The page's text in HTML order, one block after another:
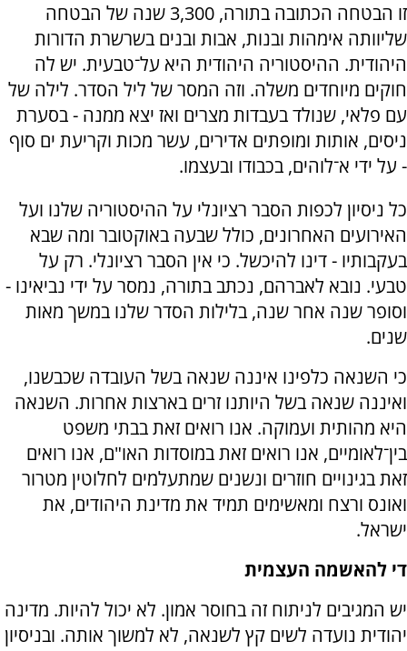
זו הבטחה הכתובה בתורה, 3,300 שנה של הבטחה
שליוותה אימהות ובנות, אבות ובנים בשרשרת הדורות
היהודית. ההיסטוריה היהודית היא על־טבעית. יש לה
חוקים מיוחדים משלה. וזה המסר של ליל הסדר. לילה של
עם פלאי, שנולד בעבדות מצרים ואז יצא ממנה - בסערת
ניסים, אותות ומופתים אדירים, עשר מכות וקריעת ים סוף
- על ידי א־לוהים, בכבודו ובעצמו.
כל ניסיון לכפות הסבר רציונלי על ההיסטוריה שלנו ועל
האירועים האחרונים, כולל שבעה באוקטובר ומה שבא
בעקבותיו - דינו להיכשל. כי אין הסבר רציונלי. רק על
טבעי. נובא לאברהם, נכתב בתורה, נמסר על ידי נביאינו -
וסופר שנה אחר שנה, בלילות הסדר שלנו במשך מאות
שנים.
כי השנאה כלפינו איננה שנאה בשל העובדה שכבשנו,
ואיננה שנאה בשל היותנו זרים בארצות אחרות. השנאה
היא מהותית ועמוקה. אנו רואים זאת בבתי משפט
בין־לאומיים, אנו רואים זאת במוסדות האו"ם, אנו רואים
זאת בגינויים חוזרים ונשנים שמתעלמים לחלוטין מטרור
ואונס ורצח ומאשימים תמיד את מדינת היהודים, את
ישראל.
די להאשמה העצמית
יש המגיבים לניתוח זה בחוסר אמון. לא יכול להיות. מדינה
יהודית נועדה לשים קץ לשנאה, לא למשוך אותה. ובניסיון